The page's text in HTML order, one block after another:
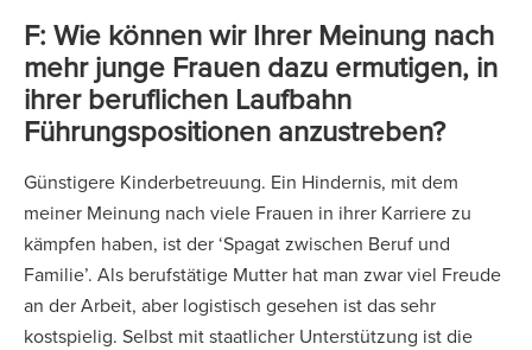
F: Wie können wir Ihrer Meinung nach
mehr junge Frauen dazu ermutigen, in
ihrer beruflichen Laufbahn
Führungspositionen anzustreben?
Günstigere Kinderbetreuung. Ein Hindernis, mit dem
meiner Meinung nach viele Frauen in ihrer Karriere zu
kämpfen haben, ist der ‘Spagat zwischen Beruf und
Familie’. Als berufstätige Mutter hat man zwar viel Freude
an der Arbeit, aber logistisch gesehen ist das sehr
kostspielig. Selbst mit staatlicher Unterstützung ist die